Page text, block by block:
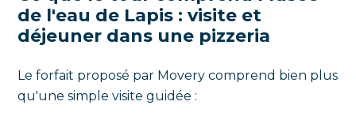
de l'eau de Lapis : visite et
déjeuner dans une pizzeria
Le forfait proposé par Movery comprend bien plus
qu'une simple visite guidée :